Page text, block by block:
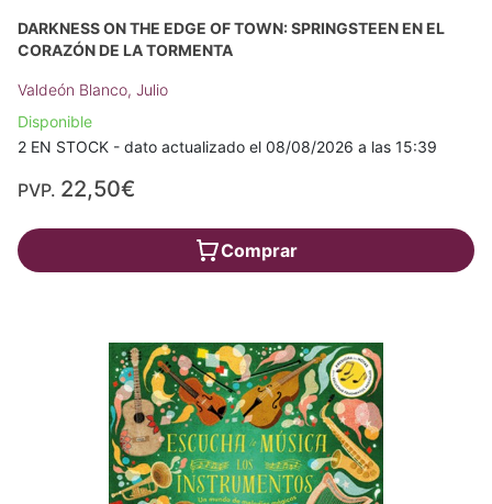
DARKNESS ON THE EDGE OF TOWN: SPRINGSTEEN EN EL
CORAZÓN DE LA TORMENTA
Valdeón Blanco, Julio
Disponible
2 EN STOCK - dato actualizado el 08/08/2026 a las 15:39
PVP. 22,50€
Comprar